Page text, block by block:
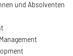
und Absolventen